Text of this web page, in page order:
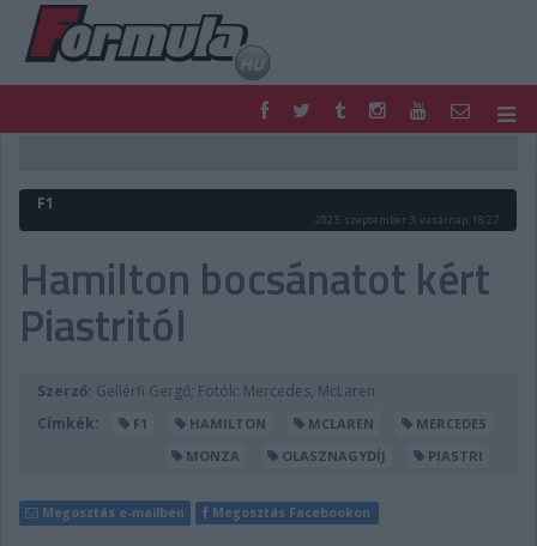
FORMULA
MOTOR
HAZAI
PODCAST
SHOP
LIVE
DIGITÁLIS MAGAZIN
F1
2023. szeptember 3. vasárnap, 18:27
Hamilton bocsánatot kért
Piastritól
Szerző: Gellérfi Gergő; Fotók: Mercedes, McLaren
Címkék:
F1 HAMILTON MCLAREN
MERCEDES
MONZA
OLASZNAGYDÍJ PIASTRI
Megosztás e-mailben Megosztás Facebookon